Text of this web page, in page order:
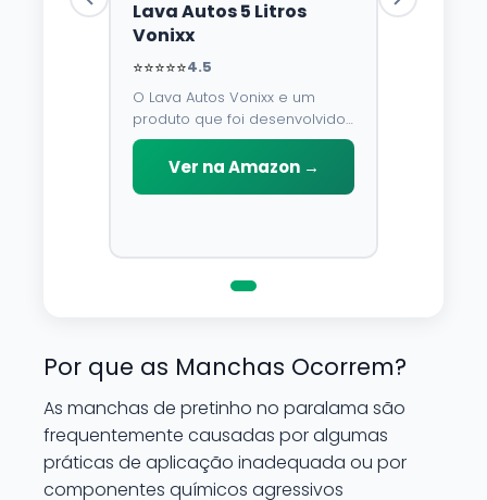
Lava Autos 5 Litros
Vonixx
⭐⭐⭐⭐⭐4.5
O Lava Autos Vonixx e um
produto que foi desenvolvido
para limpar, proteger e
conservar a lataria do veiculo.
Por possuir pH neutro, pode
Ver na Amazon →
Por que as Manchas Ocorrem?
As manchas de pretinho no paralama são
frequentemente causadas por algumas
práticas de aplicação inadequada ou por
componentes químicos agressivos